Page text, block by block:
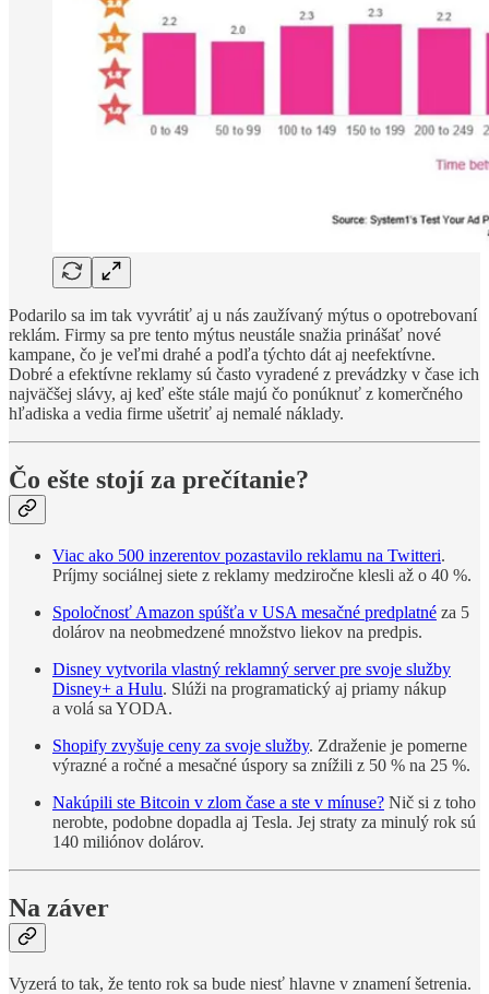
Podarilo sa im tak vyvrátiť aj u nás zaužívaný mýtus o opotrebovaní
reklám. Firmy sa pre tento mýtus neustále snažia prinášať nové
kampane, čo je veľmi drahé a podľa týchto dát aj neefektívne.
Dobré a efektívne reklamy sú často vyradené z prevádzky v čase ich
najväčšej slávy, aj keď ešte stále majú čo ponúknuť z komerčného
hľadiska a vedia firme ušetriť aj nemalé náklady.
Čo ešte stojí za prečítanie?
Viac ako 500 inzerentov pozastavilo reklamu na Twitteri.
Príjmy sociálnej siete z reklamy medziročne klesli až o 40 %.
Spoločnosť Amazon spúšťa v USA mesačné predplatné za 5
dolárov na neobmedzené množstvo liekov na predpis.
Disney vytvorila vlastný reklamný server pre svoje služby
Disney+ a Hulu. Slúži na programatický aj priamy nákup
a volá sa YODA.
Shopify zvyšuje ceny za svoje služby. Zdraženie je pomerne
výrazné a ročné a mesačné úspory sa znížili z 50 % na 25 %.
Nakúpili ste Bitcoin v zlom čase a ste v mínuse? Nič si z toho
nerobte, podobne dopadla aj Tesla. Jej straty za minulý rok sú
140 miliónov dolárov.
Na záver
Vyzerá to tak, že tento rok sa bude niesť hlavne v znamení šetrenia.